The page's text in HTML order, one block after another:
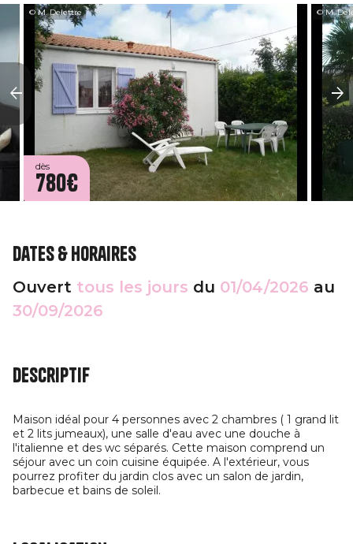
© M. Delettre © M.
dès
780€
Dates & horaires
Ouvert tous les jours du 01/04/2026 au
30/09/2026
Descriptif
Maison idéal pour 4 personnes avec 2 chambres ( 1 grand lit
et 2 lits jumeaux), une salle d'eau avec une douche à
l'italienne et des wc séparés. Cette maison comprend un
séjour avec un coin cuisine équipée. A l'extérieur, vous
pourrez profiter du jardin clos avec un salon de jardin,
barbecue et bains de soleil.